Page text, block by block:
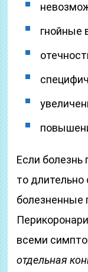
гнойные
Если
то
болезненные
всеми
отдельная